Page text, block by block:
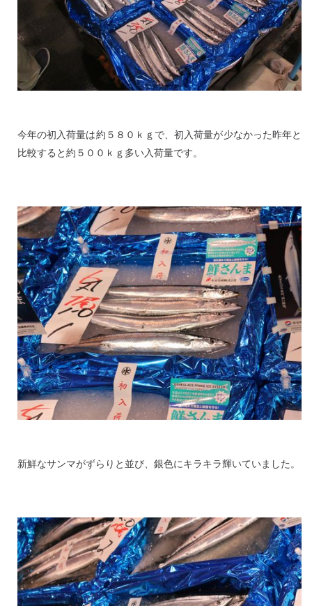
今年の初入荷量は約５８０ｋｇで、初入荷量が少なかった昨年と
比較すると約５００ｋｇ多い入荷量です。
新鮮なサンマがずらりと並び、銀色にキラキラ輝いていました。